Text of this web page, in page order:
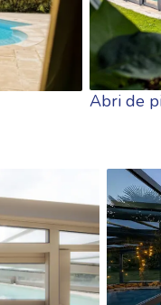
Abri de